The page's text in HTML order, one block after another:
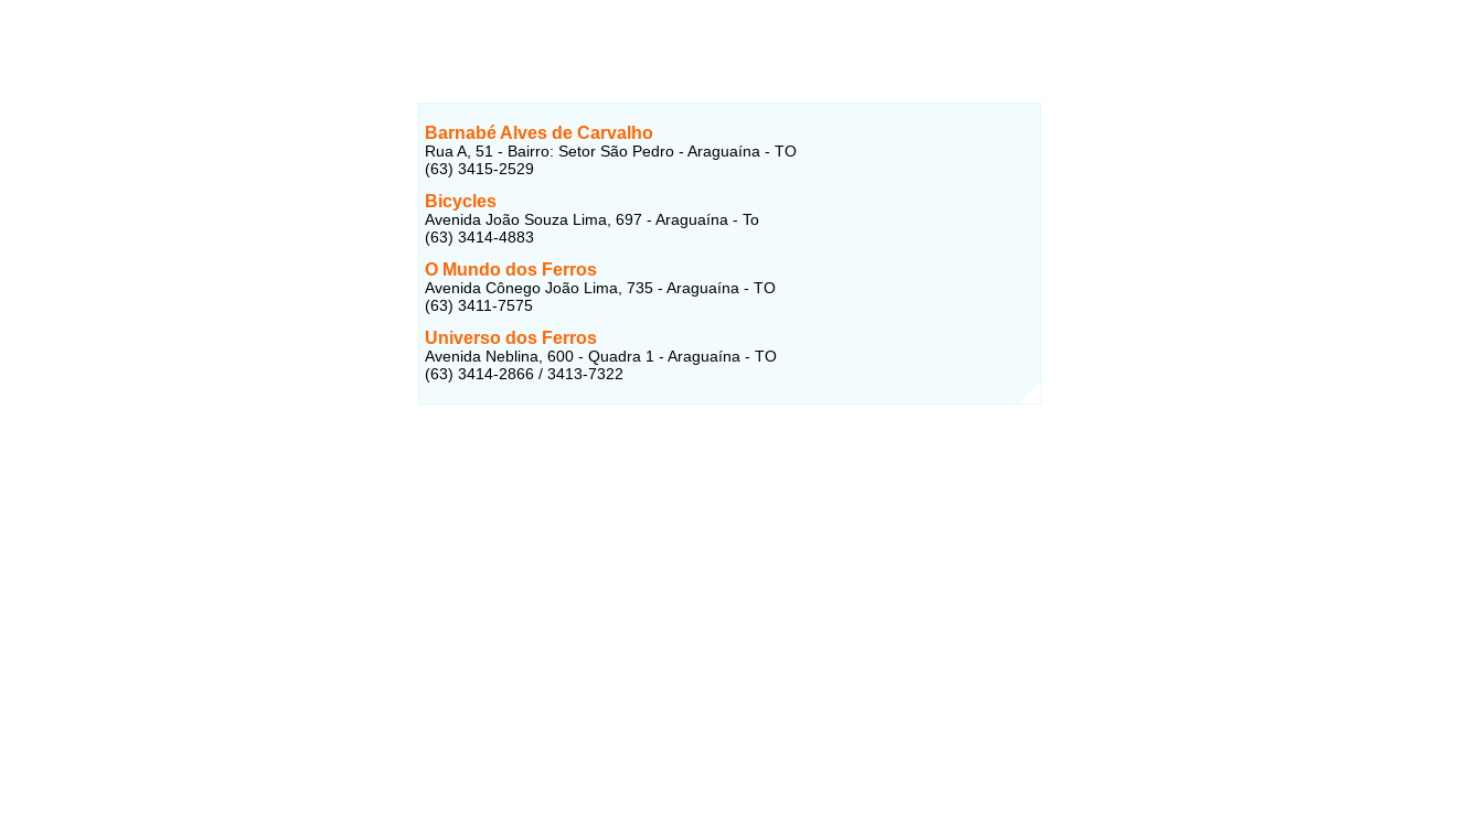
Barnabé Alves de Carvalho
Rua A, 51 - Bairro: Setor São Pedro - Araguaína - TO
(63) 3415-2529
Bicycles
Avenida João Souza Lima, 697 - Araguaína - To
(63) 3414-4883
O Mundo dos Ferros
Avenida Cônego João Lima, 735 - Araguaína - TO
(63) 3411-7575
Universo dos Ferros
Avenida Neblina, 600 - Quadra 1 - Araguaína - TO
(63) 3414-2866 / 3413-7322